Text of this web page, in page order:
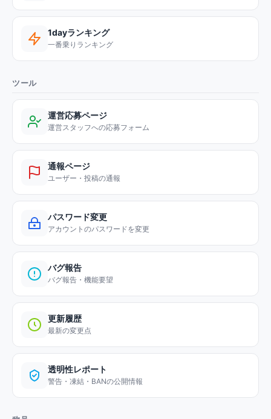
1dayランキング
一番乗りランキング
ツール
運営応募ページ
運営スタッフへの応募フォーム
通報ページ
ユーザー・投稿の通報
パスワード変更
アカウントのパスワードを変更
バグ報告
バグ報告・機能要望
更新履歴
最新の変更点
透明性レポート
警告・凍結・BANの公開情報